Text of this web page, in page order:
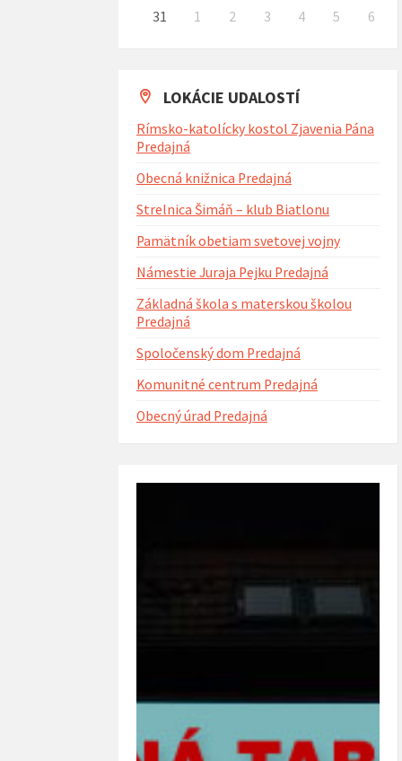
31
1 2 3 4 5
6
na
dni
LOKÁCIE UDALOSTÍ
Rímsko-katolícky kostol Zjavenia Pána
Predajná
Obecná knižnica Predajná
Strelnica Šimáň – klub Biatlonu
Pamätník obetiam svetovej vojny
Námestie Juraja Pejku Predajná
Základná škola s materskou školou
Predajná
Spoločenský dom Predajná
Komunitné centrum Predajná
Obecný úrad Predajná